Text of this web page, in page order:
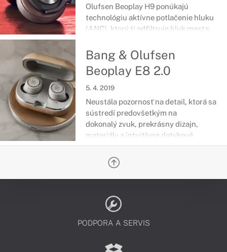
Olufsen Beoplay H9 ponúkajú
technológiu aktívne potlačenie hluku
(ANC), ktorý ti odfiltruje hluk mesta
sú vytvorené z prvotriednych a
ľahkých materiálov.
Bang & Olufsen
Beoplay E8 2.0
5. 4. 2019
Neustála pozornosť na detail, ktorá sa
sústredí predovšetkým na
dokonalý zvuk, prekrásny dizajn,
materiály a intuitívne dotykové
ovládanie pre dokonalú kontrolu nad
vašou hudbou a telefonátmi. Beoplay
E8 2.0 - bezdrôtové slúchadlá značky
Bang & Olufsen.
PODPORA A SERVIS